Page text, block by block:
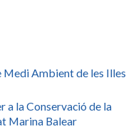
Medi Ambient de les Illes
a la Conservació de la
Marina Balear